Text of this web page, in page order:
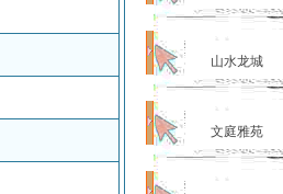
山水龙城
文庭雅苑